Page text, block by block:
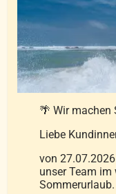
der
Produktseite
gewählt
werden
Polster
59,99
inkl. MwSt.
zzgl.
Ausführung wählen
🌴 Wir machen
Liebe
von
unser Team im
Sommerurlaub.